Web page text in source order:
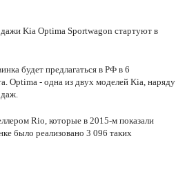
Kia Optima Sportwagon стартуют в
будет предлагаться в РФ в 6
Optima - одна из двух моделей Kia, наряду
Rio, которые в 2015-м показали
было реализовано 3 096 таких